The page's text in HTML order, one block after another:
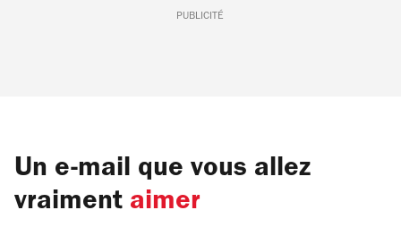
PUBLICITÉ
Un e-mail que vous allez
vraiment aimer